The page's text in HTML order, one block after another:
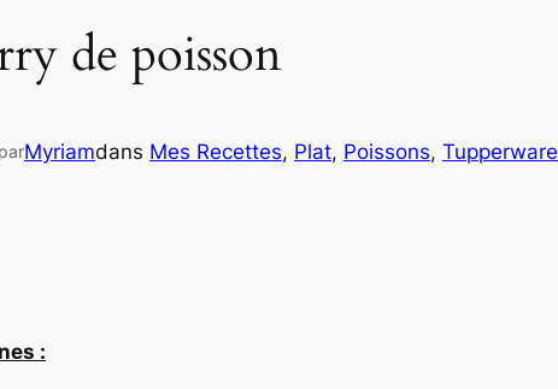
de poisson
parMyriamdans Mes Recettes, Plat, Poissons, Tupperware
: